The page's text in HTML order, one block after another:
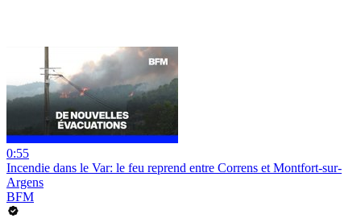
0:55
Incendie dans le Var: le feu reprend entre Correns et Montfort-sur-
Argens
BFM